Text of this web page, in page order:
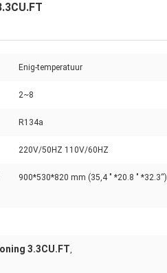
Enig-temperatuur
2~8
R134a
220V/50HZ 110V/60HZ
900*530*820 mm (35,4 " *20.8 " *32.3“)
3.3CU.FT,